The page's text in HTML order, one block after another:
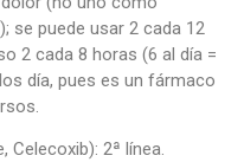
se puede usar 2 cada 12
2 cada 8 horas (6 al día =
día, pues es un fármaco
2ª línea.